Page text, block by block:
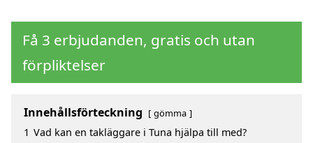
Få 3 erbjudanden, gratis och utan
förpliktelser
Innehållsförteckning gömma
1 Vad kan en takläggare i Tuna hjälpa till med?